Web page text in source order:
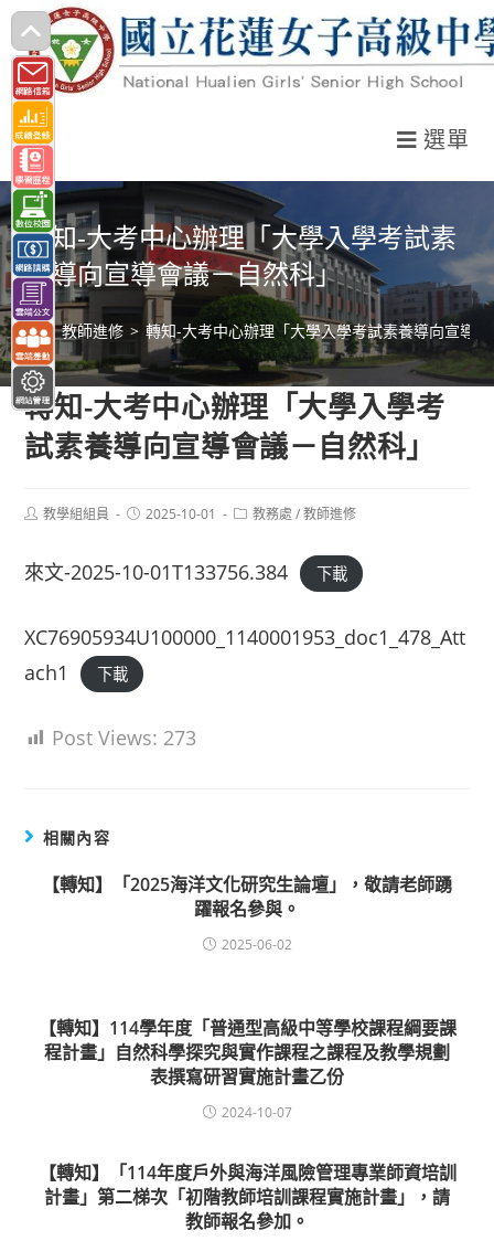
跳
轉
至
主
要
內
容
選單
轉知-大考中心辦理「大學入學考試素
養導向宣導會議－自然科」
> 教師進修 > 轉知-大考中心辦理「大學入學考試素養導向宣導
轉知-大考中心辦理「大學入學考
試素養導向宣導會議－自然科」
Post教學組組員
Post2025-10-01
Post教務處 / 教師進修
來文-2025-10-01T133756.384 下載
XC76905934U100000_1140001953_doc1_478_Att
ach1
下載
Post Views: 273
相關內容
【轉知】「2025海洋文化研究生論壇」，敬請老師踴
躍報名參與。
2025-06-02
【轉知】114學年度「普通型高級中等學校課程綱要課
程計畫」自然科學探究與實作課程之課程及教學規劃
表撰寫研習實施計畫乙份
2024-10-07
【轉知】「114年度戶外與海洋風險管理專業師資培訓
計畫」第二梯次「初階教師培訓課程實施計畫」，請
教師報名參加。